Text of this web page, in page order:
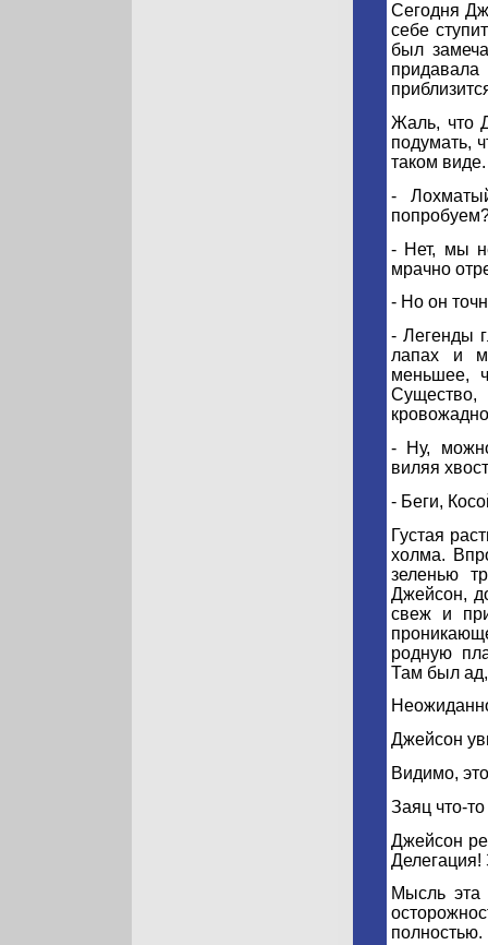
Сегодня
себе
был
Жаль, что
подумать,
таком виде.
-
- Нет, мы
мрачно
- Но он
- Легенды
лапах и
меньшее,
- Ну,
виляя
- Беги,
Густая
холма.
зеленью
Джейсон,
свеж и
родную
Там был
Джейсон
Видимо,
Заяц что-
Джейсон
Делегация!
Мысль эта
полностью.